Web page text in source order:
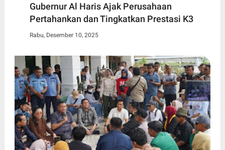
Gubernur Al Haris Ajak Perusahaan
Pertahankan dan Tingkatkan Prestasi K3
Rabu, Desember 10, 2025